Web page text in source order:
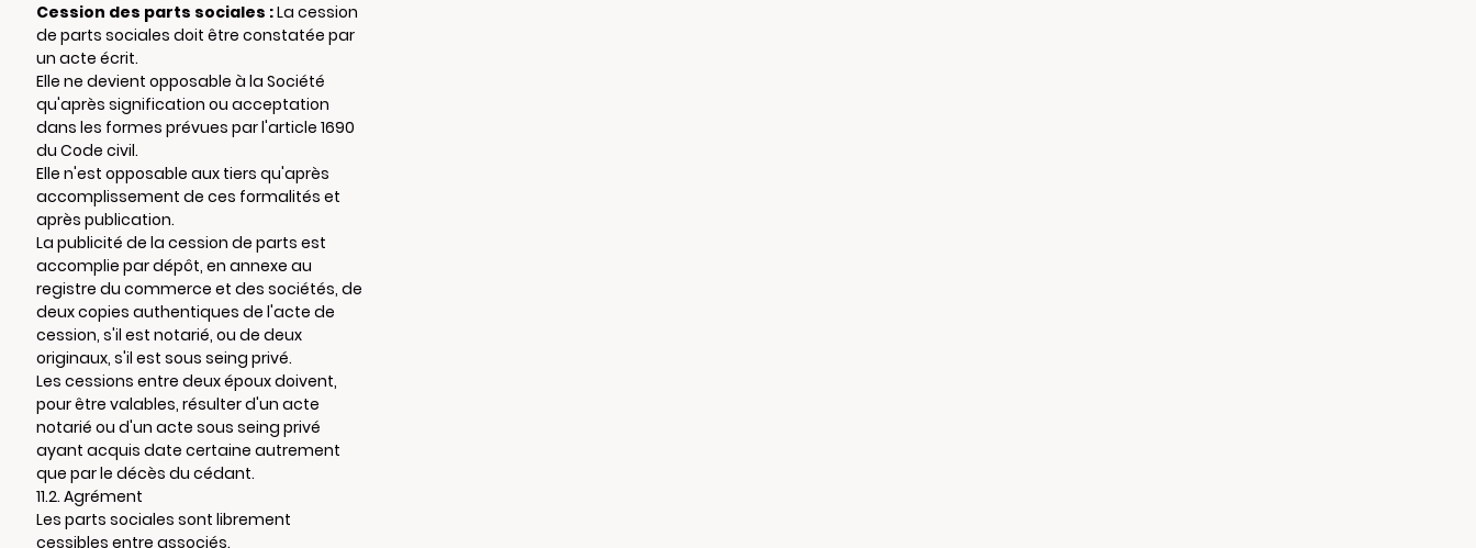
Cession des parts sociales :La cession
de parts sociales doit être constatée par
un acte écrit.
Elle ne devient opposable à la Société
qu'après signification ou acceptation
dans les formes prévues par l'article 1690
du Code civil.
Elle n'est opposable aux tiers qu'après
accomplissement de ces formalités et
après publication.
La publicité de la cession de parts est
accomplie par dépôt, en annexe au
registre du commerce et des sociétés, de
deux copies authentiques de l'acte de
cession, s'il est notarié, ou de deux
originaux, s'il est sous seing privé.
Les cessions entre deux époux doivent,
pour être valables, résulter d'un acte
notarié ou d'un acte sous seing privé
ayant acquis date certaine autrement
que par le décès du cédant.
11.2. Agrément
Les parts sociales sont librement
cessibles entre associés.